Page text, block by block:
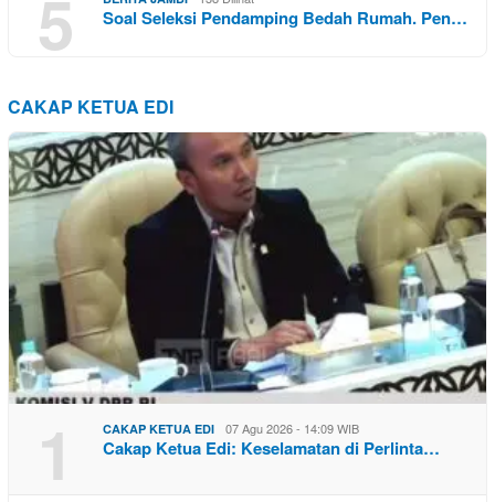
5 Soal Seleksi Pendamping Bedah Rumah. Pen…
CAKAP KETUA EDI
1 CAKAP KETUA EDI 07 Agu 2026 - 14:09 WIB
Cakap Ketua Edi: Keselamatan di Perlinta…